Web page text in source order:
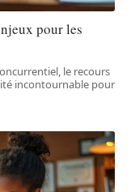
pour les
le recours
incontournable pour